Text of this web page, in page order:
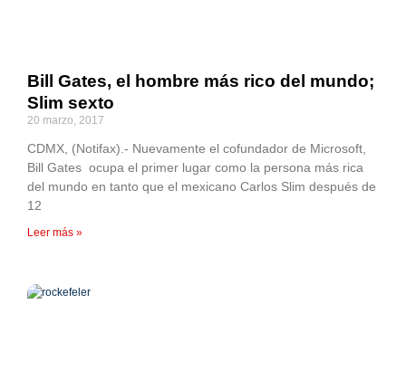
Bill Gates, el hombre más rico del mundo;
Slim sexto
20 marzo, 2017
CDMX, (Notifax).- Nuevamente el cofundador de Microsoft,
Bill Gates ocupa el primer lugar como la persona más rica
del mundo en tanto que el mexicano Carlos Slim después de
12
Leer más »